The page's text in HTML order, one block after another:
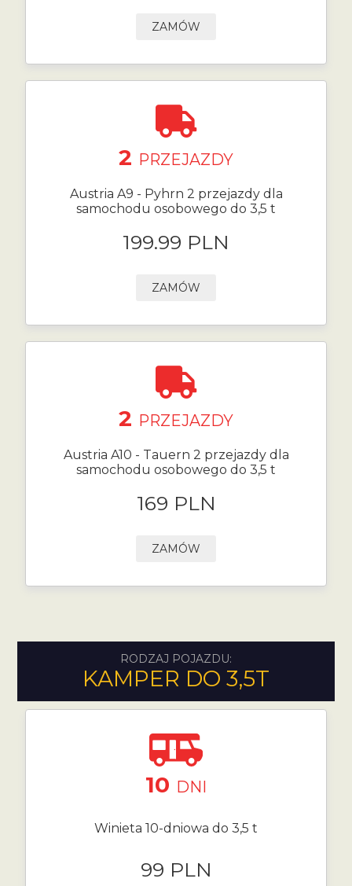
ZAMÓW
2 PRZEJAZDY
Austria A9 - Pyhrn 2 przejazdy dla
samochodu osobowego do 3,5 t
199.99 PLN
ZAMÓW
2 PRZEJAZDY
Austria A10 - Tauern 2 przejazdy dla
samochodu osobowego do 3,5 t
169 PLN
ZAMÓW
RODZAJ POJAZDU:
KAMPER DO 3,5T
10 DNI
Winieta 10-dniowa do 3,5 t
99 PLN